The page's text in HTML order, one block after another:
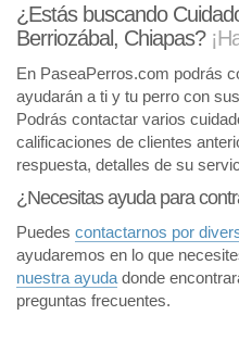
¿Estás buscando
Berriozábal, Chiapas?
En PaseaPerros.com podrás
ayudarán a ti y tu perro con
Podrás contactar varios
calificaciones de clientes
respuesta, detalles de su
¿Necesitas ayuda para
Puedes contactarnos por
ayudaremos en lo que
nuestra ayuda donde
preguntas frecuentes.